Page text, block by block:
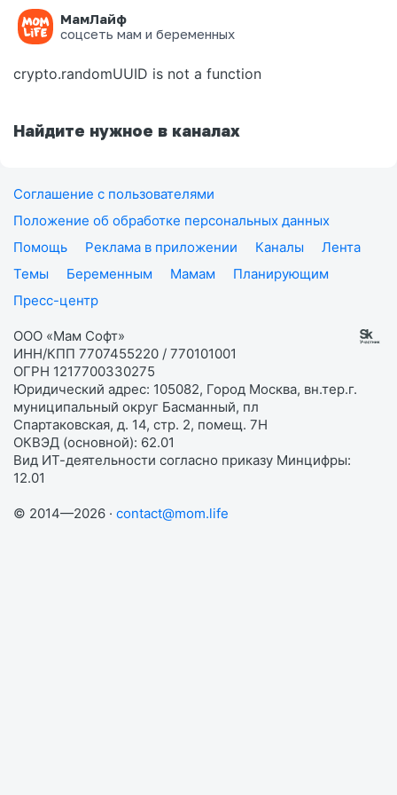
МамЛайф
соцсеть мам и беременных
Ошибка на странице
crypto.randomUUID is not a function
Найдите нужное в каналах
Соглашение с пользователями
Положение об обработке персональных данных
Помощь
Реклама в приложении Каналы
Лента
Темы
Беременным Мамам
Планирующим
Пресс-центр
ООО «Мам Софт»
ИНН/КПП 7707455220 / 770101001
ОГРН 1217700330275
Юридический адрес: 105082, Город Москва, вн.тер.г.
муниципальный округ Басманный, пл
Спартаковская, д. 14, стр. 2, помещ. 7Н
ОКВЭД (основной): 62.01
Вид ИТ-деятельности согласно приказу Минцифры:
12.01
© 2014—2026 · contact@mom.life